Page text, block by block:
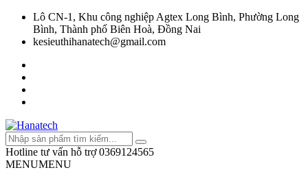
Lô CN-1, Khu công nghiệp Agtex Long Bình, Phường Long
Bình, Thành phố Biên Hoà, Đồng Nai
kesieuthihanatech@gmail.com
Hotline tư vấn hỗ trợ 0369124565
MENUMENU